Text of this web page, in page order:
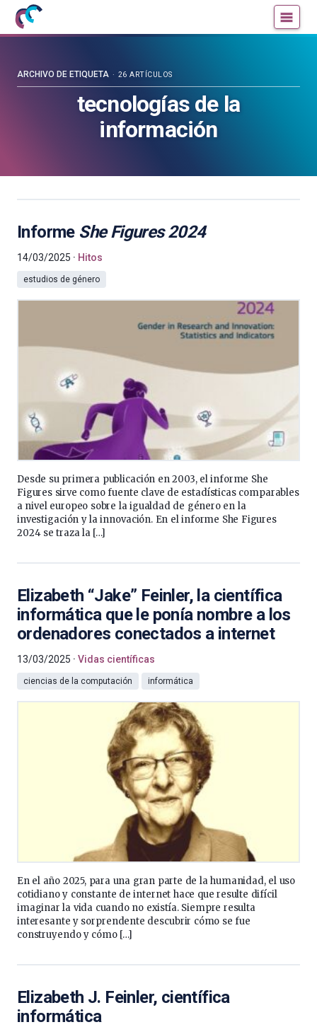
Mujeres
con
la
blog
la
tecnologías de la
información
ARCHIVO DE ETIQUETA 26 ARTÍCULOS
Informe She Figures 2024
14/03/2025 Hitos
estudios de género
Desde su primera publicación en 2003, el informe She
Figures sirve como fuente clave de estadísticas comparables
a nivel europeo sobre la igualdad de género en la
investigación y la innovación. En el informe She Figures
2024 se traza la […]
Elizabeth “Jake” Feinler, la científica
informática que le ponía nombre a los
ordenadores conectados a internet
13/03/2025 Vidas científicas
ciencias de la computación informática
En el año 2025, para una gran parte de la humanidad, el uso
cotidiano y constante de internet hace que resulte difícil
imaginar la vida cuando no existía. Siempre resulta
interesante y sorprendente descubrir cómo se fue
construyendo y cómo […]
Elizabeth J. Feinler, científica
informática